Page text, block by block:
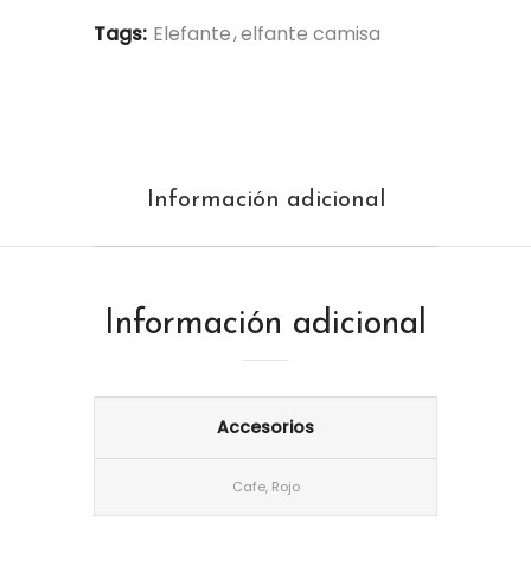
Tags: Elefante elfante camisa
Información adicional
Información adicional
Accesorios
Cafe, Rojo